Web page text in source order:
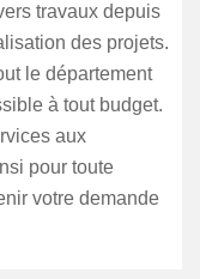
travaux depuis
des projets.
le département
à tout budget.
aux
pour toute
votre demande